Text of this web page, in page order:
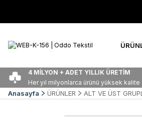
4 MİLYON + ADET YILLIK ÜRETİM
Her yıl milyonlarca ürünü yüksek
Anasayfa ÜRÜNLER ALT VE ÜST